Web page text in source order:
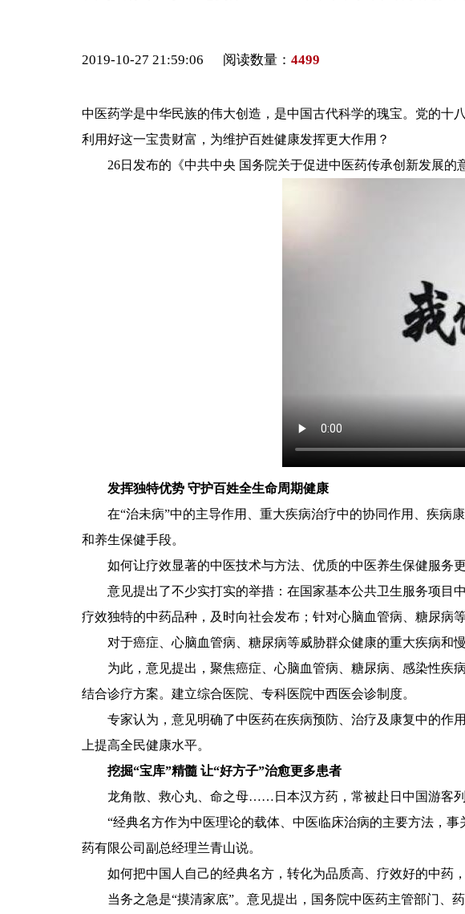
2019-10-27 21:59:06 阅读数量： 4499
中医药学是中华民族的伟大创造，是中国古代科学的瑰宝。党的十
利用好这一宝贵财富，为维护百姓健康发挥更大作用？
26日发布的《中共中央 国务院关于促进中医药传承创新发展的
发挥独特优势 守护百姓全生命周期健康
在“治未病”中的主导作用、重大疾病治疗中的协同作用、疾病
和养生保健手段。
如何让疗效显著的中医技术与方法、优质的中医养生保健服务更
意见提出了不少实打实的举措：在国家基本公共卫生服务项目中
疗效独特的中药品种，及时向社会发布；针对心脑血管病、糖尿
对于癌症、心脑血管病、糖尿病等威胁群众健康的重大疾病和慢
为此，意见提出，聚焦癌症、心脑血管病、糖尿病、感染性疾病
结合诊疗方案。建立综合医院、专科医院中西医会诊制度。
专家认为，意见明确了中医药在疾病预防、治疗及康复中的作
上提高全民健康水平。
挖掘“宝库”精髓 让“好方子”治愈更多患者
龙角散、救心丸、命之母……日本汉方药，常被赴日中国游客列
“经典名方作为中医理论的载体、中医临床治病的主要方法，事
药有限公司副总经理兰青山说。
如何把中国人自己的经典名方，转化为品质高、疗效好的中药，
当务之急是“摸清家底”。意见提出，国务院中医药主管部门、